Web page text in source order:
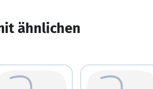
ähnlichen